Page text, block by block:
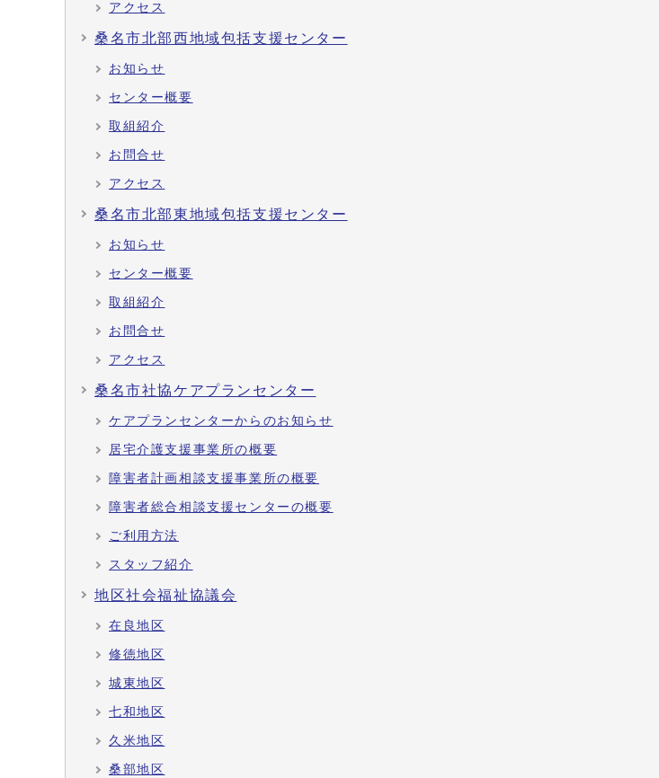
アクセス
桑名市北部西地域包括支援センター
お知らせ
センター概要
取組紹介
お問合せ
アクセス
桑名市北部東地域包括支援センター
お知らせ
センター概要
取組紹介
お問合せ
アクセス
桑名市社協ケアプランセンター
ケアプランセンターからのお知らせ
居宅介護支援事業所の概要
障害者計画相談支援事業所の概要
障害者総合相談支援センターの概要
ご利用方法
スタッフ紹介
地区社会福祉協議会
在良地区
修徳地区
城東地区
七和地区
久米地区
桑部地区